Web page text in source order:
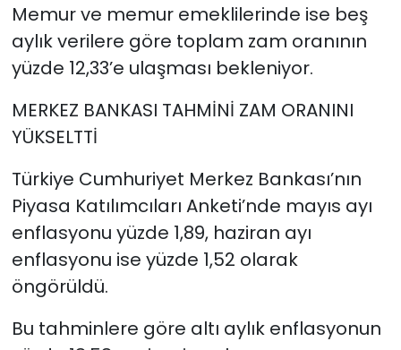
Memur ve memur emeklilerinde ise beş
aylık verilere göre toplam zam oranının
yüzde 12,33’e ulaşması bekleniyor.
MERKEZ BANKASI TAHMİNİ ZAM ORANINI
YÜKSELTTİ
Türkiye Cumhuriyet Merkez Bankası’nın
Piyasa Katılımcıları Anketi’nde mayıs ayı
enflasyonu yüzde 1,89, haziran ayı
enflasyonu ise yüzde 1,52 olarak
öngörüldü.
Bu tahminlere göre altı aylık enflasyonun